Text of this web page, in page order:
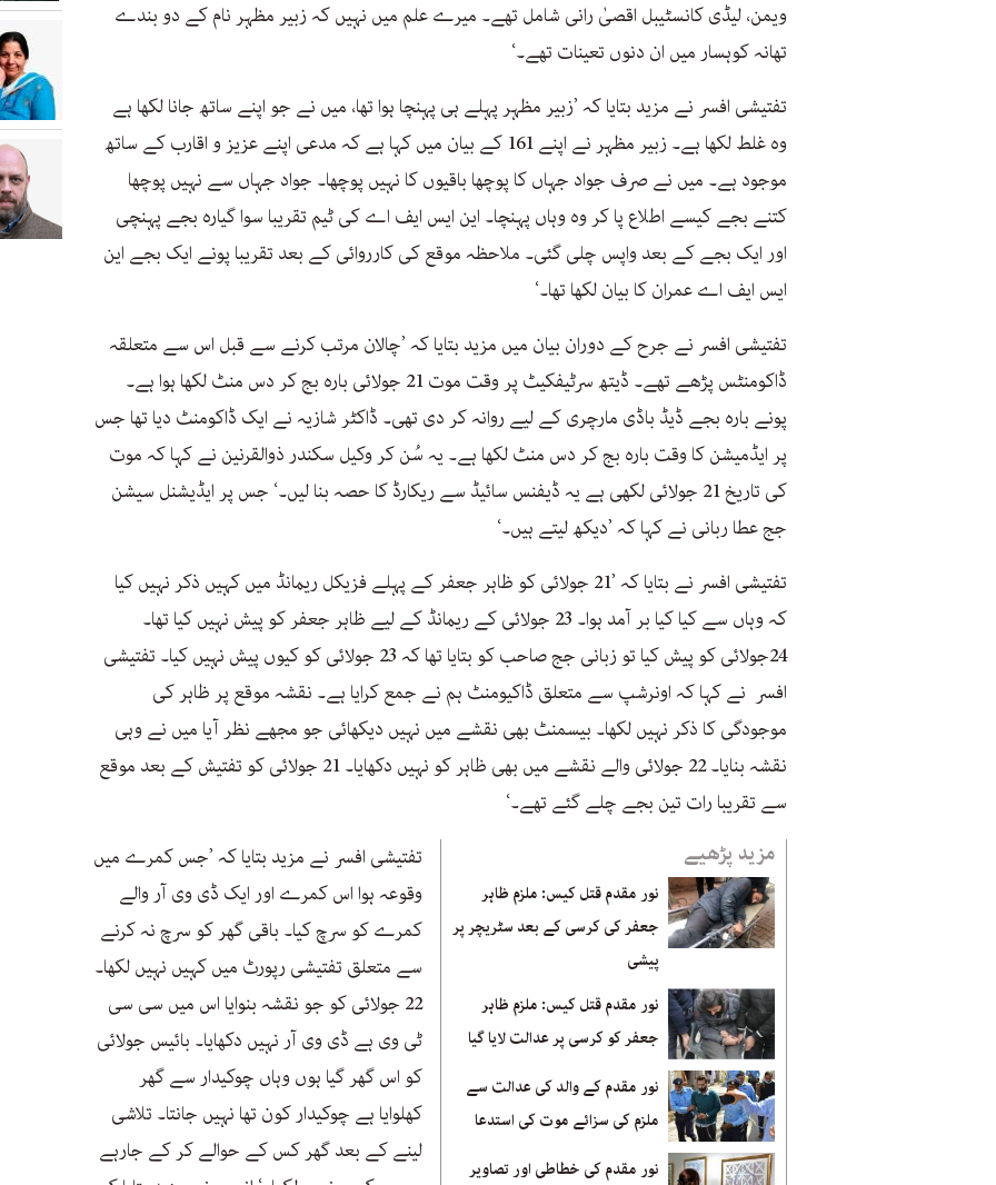
ویمن، لیڈی کانسٹیبل اقصیٰ رانی شامل تھے۔ میرے علم میں نہیں کہ زبیر مظہر نام کے دو بندے
تھانہ کوہسار میں ان دنوں تعینات تھے۔‘
تفتیشی افسر نے مزید بتایا کہ ’زبیر مظہر پہلے ہی پہنچا ہوا تھا، میں نے جو اپنے ساتھ جانا لکھا ہے
وہ غلط لکھا ہے۔ زبیر مظہر نے اپنے 161 کے بیان میں کہا ہے کہ مدعی اپنے عزیز و اقارب کے ساتھ
موجود ہے۔ میں نے صرف جواد جہاں کا پوچھا باقیوں کا نہیں پوچھا۔ جواد جہاں سے نہیں پوچھا
کتنے بجے کیسے اطلاع پا کر وہ وہاں پہنچا۔ این ایس ایف اے کی ٹیم تقریبا سوا گیارہ بجے پہنچی
اور ایک بجے کے بعد واپس چلی گئی۔ ملاحظہ موقع کی کارروائی کے بعد تقریبا پونے ایک بجے این
ایس ایف اے عمران کا بیان لکھا تھا۔‘
تفتیشی افسر نے جرح کے دوران بیان میں مزید بتایا کہ ’چالان مرتب کرنے سے قبل اس سے متعلقہ
ڈاکومنٹس پڑھے تھے۔ ڈیتھ سرٹیفکیٹ پر وقت موت 21 جولائی بارہ بج کر دس منٹ لکھا ہوا ہے۔
پونے بارہ بجے ڈیڈ باڈی مارچری کے لیے روانہ کر دی تھی۔ ڈاکٹر شازیہ نے ایک ڈاکومنٹ دیا تھا جس
پر ایڈمیشن کا وقت بارہ بج کر دس منٹ لکھا ہے۔ یہ سُن کر وکیل سکندر ذوالقرنین نے کہا کہ موت
کی تاریخ 21 جولائی لکھی ہے یہ ڈیفنس سائیڈ سے ریکارڈ کا حصہ بنا لیں۔‘ جس پر ایڈیشنل سیشن
جج عطا ربانی نے کہا کہ ’دیکھ لیتے ہیں۔‘
تفتیشی افسر نے بتایا کہ ’21 جولائی کو ظاہر جعفر کے پہلے فزیکل ریمانڈ میں کہیں ذکر نہیں کیا
کہ وہاں سے کیا کیا بر آمد ہوا۔ 23 جولائی کے ریمانڈ کے لیے ظاہر جعفر کو پیش نہیں کیا تھا۔
24جولائی کو پیش کیا تو زبانی جج صاحب کو بتایا تھا کہ 23 جولائی کو کیوں پیش نہیں کیا۔ تفتیشی
افسر نے کہا کہ اونرشپ سے متعلق ڈاکیومنٹ ہم نے جمع کرایا ہے۔ نقشہ موقع پر ظاہر کی
موجودگی کا ذکر نہیں لکھا۔ بیسمنٹ بھی نقشے میں نہیں دیکھائی جو مجھے نظر آیا میں نے وہی
نقشہ بنایا۔ 22 جولائی والے نقشے میں بھی ظاہر کو نہیں دکھایا۔ 21 جولائی کو تفتیش کے بعد موقع
سے تقریبا رات تین بجے چلے گئے تھے۔‘
مزید پڑھیے
نور مقدم قتل کیس: ملزم ظاہر
جعفر کی کرسی کے بعد سٹریچر پر
پیشی
نور مقدم قتل کیس: ملزم ظاہر
جعفر کو کرسی پر عدالت لایا گیا
نور مقدم کے والد کی عدالت سے
ملزم کی سزائے موت کی استدعا
نور مقدم کی خطاطی اور تصاویر
تفتیشی افسر نے مزید بتایا کہ ’جس کمرے میں
وقوعہ ہوا اس کمرے اور ایک ڈی وی آر والے
کمرے کو سرچ کیا۔ باقی گھر کو سرچ نہ کرنے
سے متعلق تفتیشی رپورٹ میں کہیں نہیں لکھا۔
22 جولائی کو جو نقشہ بنوایا اس میں سی سی
ٹی وی ہے ڈی وی آر نہیں دکھایا۔ بائیس جولائی
کو اس گھر گیا ہوں وہاں چوکیدار سے گھر
کھلوایا ہے چوکیدار کون تھا نہیں جانتا۔ تلاشی
لینے کے بعد گھر کس کے حوالے کر کے جارہے